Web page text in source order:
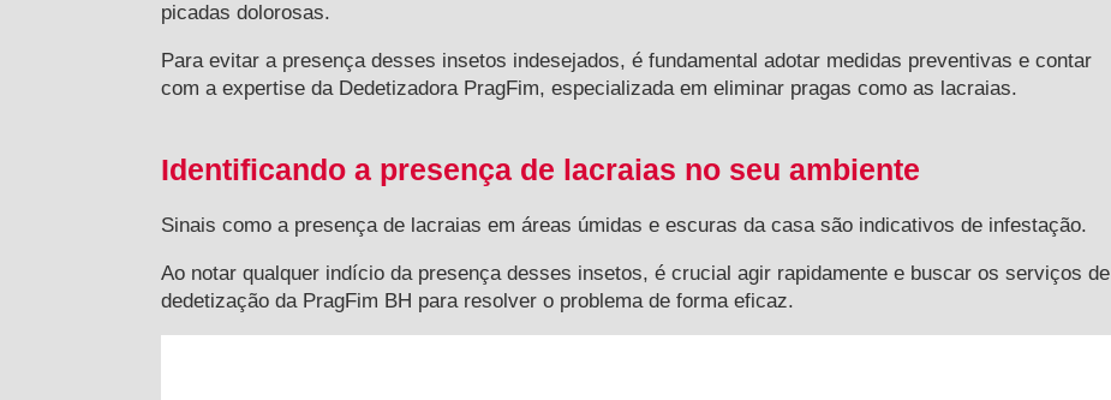
picadas dolorosas.
Para evitar a presença desses insetos indesejados, é fundamental adotar medidas preventivas e contar
com a expertise da Dedetizadora PragFim, especializada em eliminar pragas como as lacraias.
Identificando a presença de lacraias no seu ambiente
Sinais como a presença de lacraias em áreas úmidas e escuras da casa são indicativos de infestação.
Ao notar qualquer indício da presença desses insetos, é crucial agir rapidamente e buscar os serviços de
dedetização da PragFim BH para resolver o problema de forma eficaz.